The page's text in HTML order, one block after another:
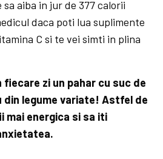
aiba in jur de 377 calorii
daca poti lua suplimente
C si te vei simti in plina
fiecare zi un pahar cu suc de
din legume variate! Astfel de
mai energica si sa iti